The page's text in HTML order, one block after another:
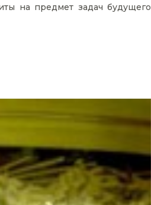
на предмет задач будущего